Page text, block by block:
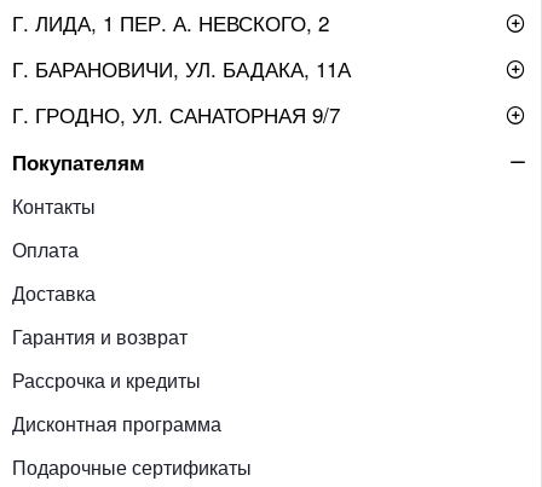
Г. ЛИДА, 1 ПЕР. А. НЕВСКОГО, 2
Г. БАРАНОВИЧИ, УЛ. БАДАКА, 11А
Г. ГРОДНО, УЛ. САНАТОРНАЯ 9/7
Покупателям
Контакты
Оплата
Доставка
Гарантия и возврат
Рассрочка и кредиты
Дисконтная программа
Подарочные сертификаты